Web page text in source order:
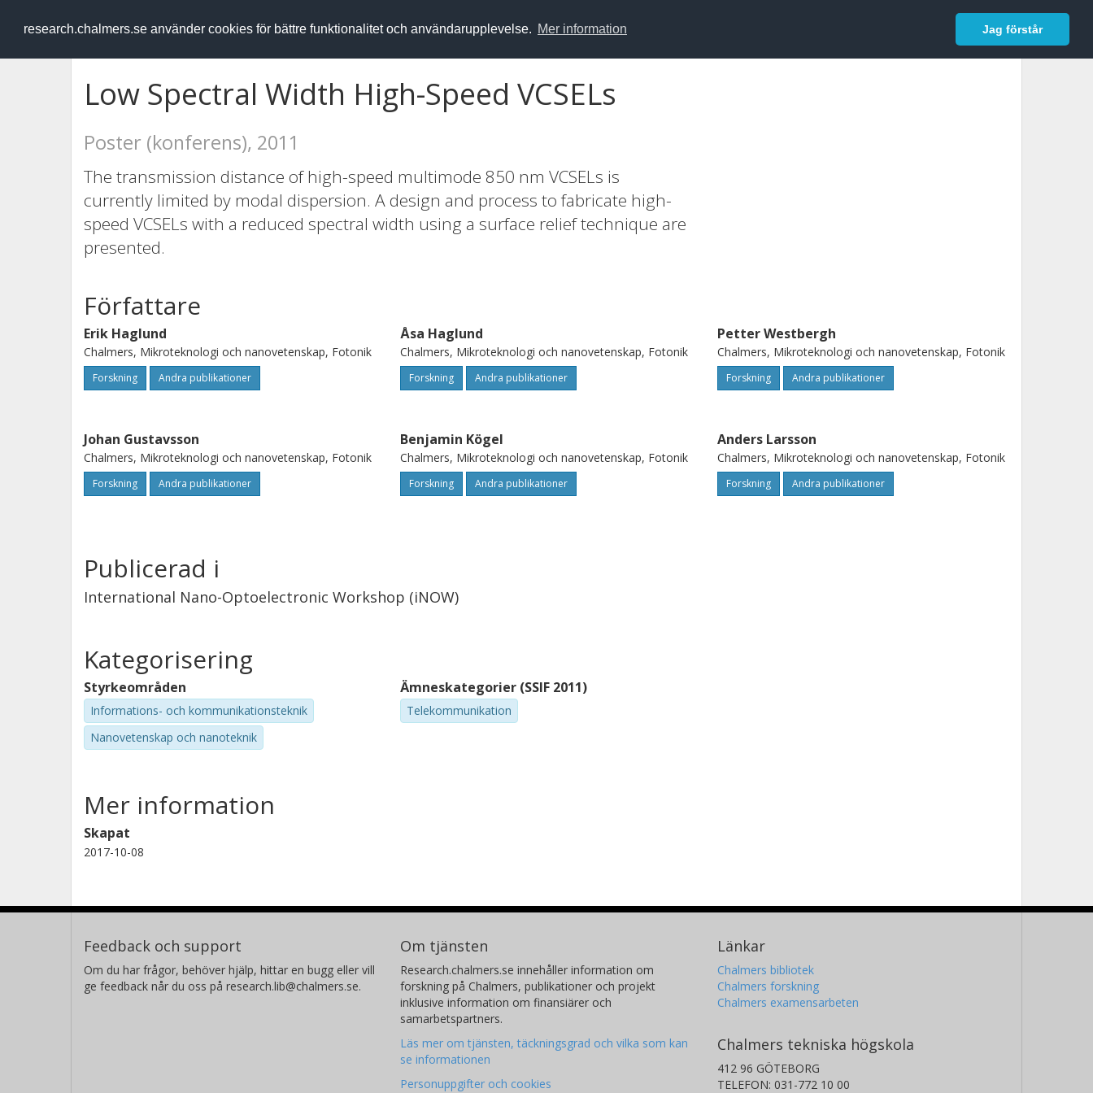
research.chalmers.se använder cookies för bättre funktionalitet och användarupplevelse. Mer information Jag förstår
RESEARCH.chalmers.se Logga in
Low Spectral Width High-Speed VCSELs
Poster (konferens), 2011
The transmission distance of high-speed multimode 850 nm VCSELs is
currently limited by modal dispersion. A design and process to fabricate high-
speed VCSELs with a reduced spectral width using a surface relief technique are
presented.
Författare
Erik Haglund
Chalmers, Mikroteknologi och nanovetenskap, Fotonik
Forskning Andra publikationer
Åsa Haglund
Chalmers, Mikroteknologi och nanovetenskap, Fotonik
Forskning Andra publikationer
Petter Westbergh
Chalmers, Mikroteknologi och nanovetenskap, Fotonik
Forskning Andra publikationer
Johan Gustavsson
Chalmers, Mikroteknologi och nanovetenskap, Fotonik
Forskning Andra publikationer
Benjamin Kögel
Chalmers, Mikroteknologi och nanovetenskap, Fotonik
Forskning Andra publikationer
Anders Larsson
Chalmers, Mikroteknologi och nanovetenskap, Fotonik
Forskning Andra publikationer
Publicerad i
International Nano-Optoelectronic Workshop (iNOW)
Kategorisering
Styrkeområden
Informations- och kommunikationsteknik
Nanovetenskap och nanoteknik
Ämneskategorier (SSIF 2011)
Telekommunikation
Mer information
Skapat
2017-10-08
Feedback och support
Om du har frågor, behöver hjälp, hittar en bugg eller vill
ge feedback når du oss på research.lib@chalmers.se.
Om tjänsten
Research.chalmers.se innehåller information om
forskning på Chalmers, publikationer och projekt
inklusive information om finansiärer och
samarbetspartners.
Läs mer om tjänsten, täckningsgrad och vilka som kan
se informationen
Personuppgifter och cookies
Länkar
Chalmers bibliotek
Chalmers forskning
Chalmers examensarbeten
Chalmers tekniska högskola
412 96 GÖTEBORG
TELEFON: 031-772 10 00